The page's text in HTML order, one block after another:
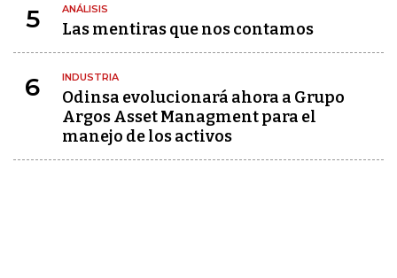
5 ANÁLISIS
Las mentiras que nos contamos
6 INDUSTRIA
Odinsa evolucionará ahora a Grupo
Argos Asset Managment para el
manejo de los activos